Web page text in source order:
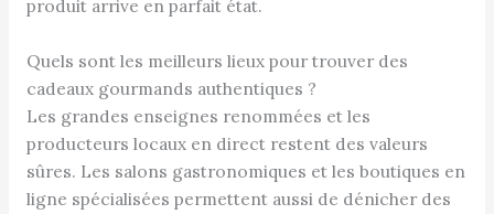
produit arrive en parfait état.
Quels sont les meilleurs lieux pour trouver des
cadeaux gourmands authentiques ?
Les grandes enseignes renommées et les
producteurs locaux en direct restent des valeurs
sûres. Les salons gastronomiques et les boutiques en
ligne spécialisées permettent aussi de dénicher des